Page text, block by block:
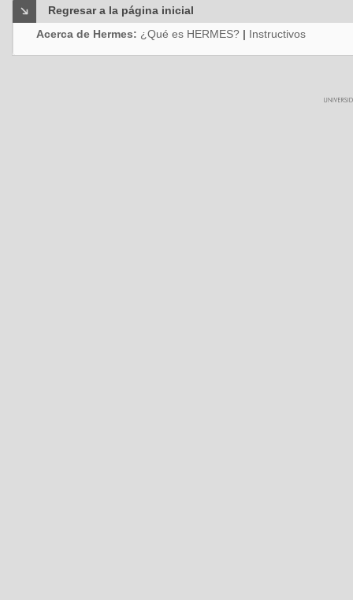
Regresar a la página inicial
Acerca de Hermes: ¿Qué es HERMES? | Instructivos